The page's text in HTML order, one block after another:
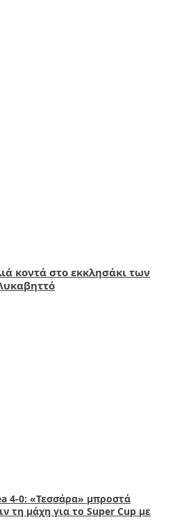
κοντά στο εκκλησάκι των
4-0: «Τεσσάρα» μπροστά
τη μάχη για το Super Cup με